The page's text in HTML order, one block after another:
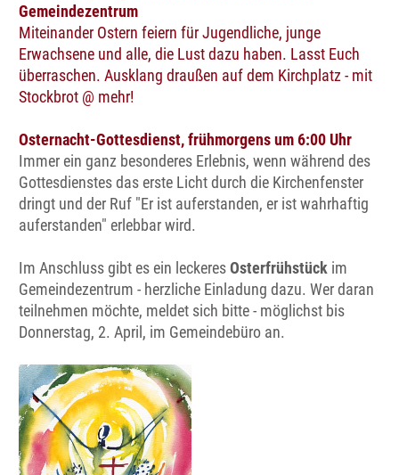
Gemeindezentrum
Miteinander Ostern feiern für Jugendliche, junge
Erwachsene und alle, die Lust dazu haben. Lasst Euch
überraschen. Ausklang draußen auf dem Kirchplatz - mit
Stockbrot @ mehr!
Osternacht-Gottesdienst, frühmorgens um 6:00 Uhr
Immer ein ganz besonderes Erlebnis, wenn während des
Gottesdienstes das erste Licht durch die Kirchenfenster
dringt und der Ruf "Er ist auferstanden, er ist wahrhaftig
auferstanden" erlebbar wird.
Im Anschluss gibt es ein leckeresOsterfrühstück im
Gemeindezentrum - herzliche Einladung dazu. Wer daran
teilnehmen möchte, meldet sich bitte - möglichst bis
Donnerstag, 2. April, im Gemeindebüro an.